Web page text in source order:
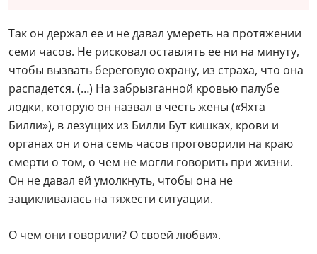
Так он держал ее и не давал умереть на протяжении
семи часов. Не рисковал оставлять ее ни на минуту,
чтобы вызвать береговую охрану, из страха, что она
распадется. (…) На забрызганной кровью палубе
лодки, которую он назвал в честь жены («Яхта
Билли»), в лезущих из Билли Бут кишках, крови и
органах он и она семь часов проговорили на краю
смерти о том, о чем не могли говорить при жизни.
Он не давал ей умолкнуть, чтобы она не
зацикливалась на тяжести ситуации.
О чем они говорили? О своей любви».